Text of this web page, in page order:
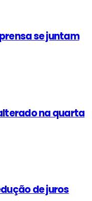
se juntam
na quarta
de juros